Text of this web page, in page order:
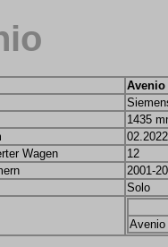
Avenio
1435
Wagen
12
2001-
Solo
Avenio